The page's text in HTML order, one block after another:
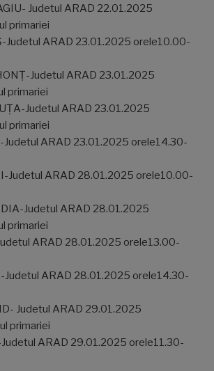
Judetul ARAD 22.01.2025
primariei
Judetul ARAD 23.01.2025 orele10.00-
Judetul ARAD 23.01.2025
primariei
Judetul ARAD 23.01.2025
primariei
Judetul ARAD 23.01.2025 orele14.30-
Judetul ARAD 28.01.2025 orele10.00-
Judetul ARAD 28.01.2025
primariei
ARAD 28.01.2025 orele13.00-
Judetul ARAD 28.01.2025 orele14.30-
Judetul ARAD 29.01.2025
primariei
Judetul ARAD 29.01.2025 orele11.30-